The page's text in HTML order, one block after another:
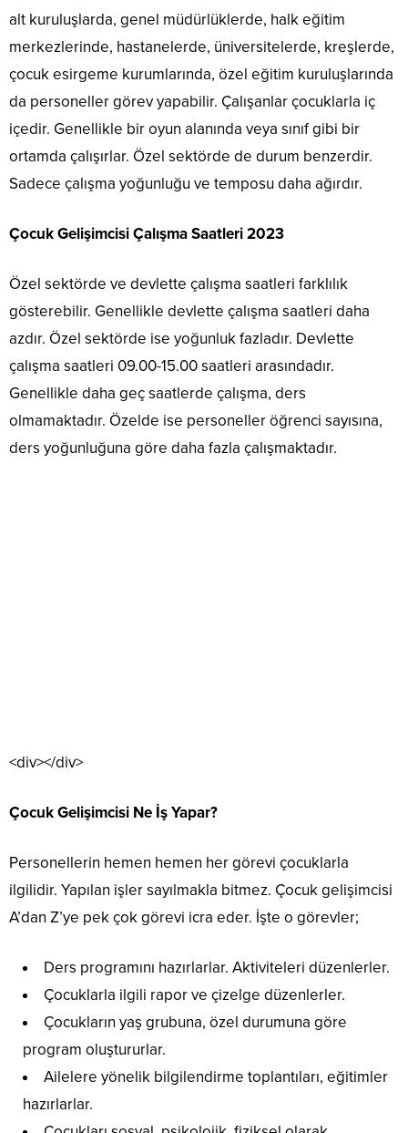
alt kuruluşlarda, genel müdürlüklerde, halk eğitim
merkezlerinde, hastanelerde, üniversitelerde, kreşlerde,
çocuk esirgeme kurumlarında, özel eğitim kuruluşlarında
da personeller görev yapabilir. Çalışanlar çocuklarla iç
içedir. Genellikle bir oyun alanında veya sınıf gibi bir
ortamda çalışırlar. Özel sektörde de durum benzerdir.
Sadece çalışma yoğunluğu ve temposu daha ağırdır.
Çocuk Gelişimcisi Çalışma Saatleri 2023
Özel sektörde ve devlette çalışma saatleri farklılık
gösterebilir. Genellikle devlette çalışma saatleri daha
azdır. Özel sektörde ise yoğunluk fazladır. Devlette
çalışma saatleri 09.00-15.00 saatleri arasındadır.
Genellikle daha geç saatlerde çalışma, ders
olmamaktadır. Özelde ise personeller öğrenci sayısına,
ders yoğunluğuna göre daha fazla çalışmaktadır.
<div></div>
Çocuk Gelişimcisi Ne İş Yapar?
Personellerin hemen hemen her görevi çocuklarla
ilgilidir. Yapılan işler sayılmakla bitmez. Çocuk gelişimcisi
A’dan Z’ye pek çok görevi icra eder. İşte o görevler;
Ders programını hazırlarlar. Aktiviteleri düzenlerler.
Çocuklarla ilgili rapor ve çizelge düzenlerler.
Çocukların yaş grubuna, özel durumuna göre
program oluştururlar.
Ailelere yönelik bilgilendirme toplantıları, eğitimler
hazırlarlar.